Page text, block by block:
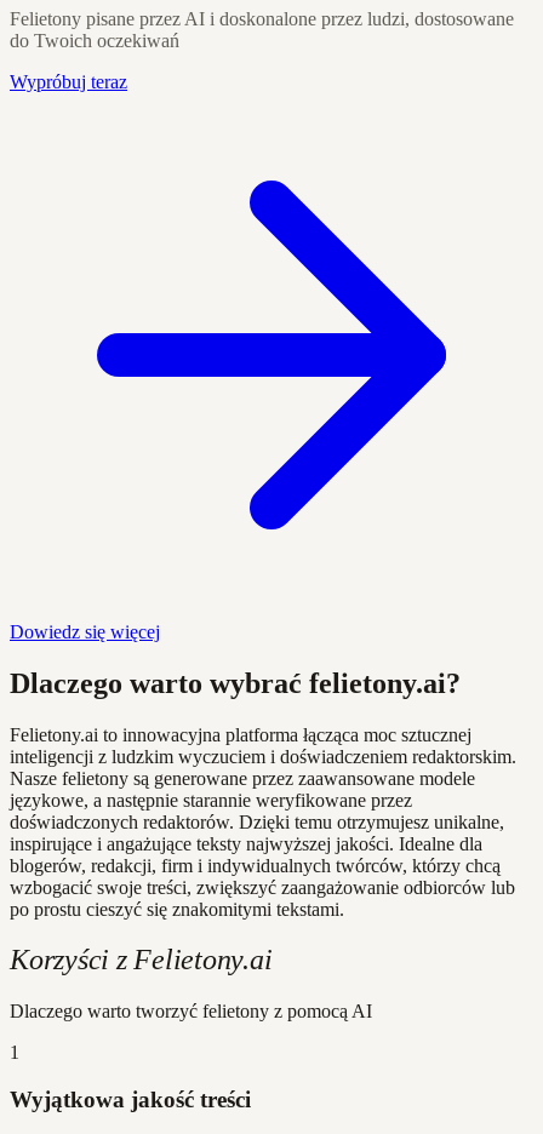
Felietony pisane przez AI i doskonalone przez ludzi, dostosowane
do Twoich oczekiwań
Wypróbuj teraz
Dowiedz się więcej
Dlaczego warto wybrać felietony.ai?
Felietony.ai to innowacyjna platforma łącząca moc sztucznej
inteligencji z ludzkim wyczuciem i doświadczeniem redaktorskim.
Nasze felietony są generowane przez zaawansowane modele
językowe, a następnie starannie weryfikowane przez
doświadczonych redaktorów. Dzięki temu otrzymujesz unikalne,
inspirujące i angażujące teksty najwyższej jakości. Idealne dla
blogerów, redakcji, firm i indywidualnych twórców, którzy chcą
wzbogacić swoje treści, zwiększyć zaangażowanie odbiorców lub
po prostu cieszyć się znakomitymi tekstami.
Korzyści z Felietony.ai
Dlaczego warto tworzyć felietony z pomocą AI
1
Wyjątkowa jakość treści